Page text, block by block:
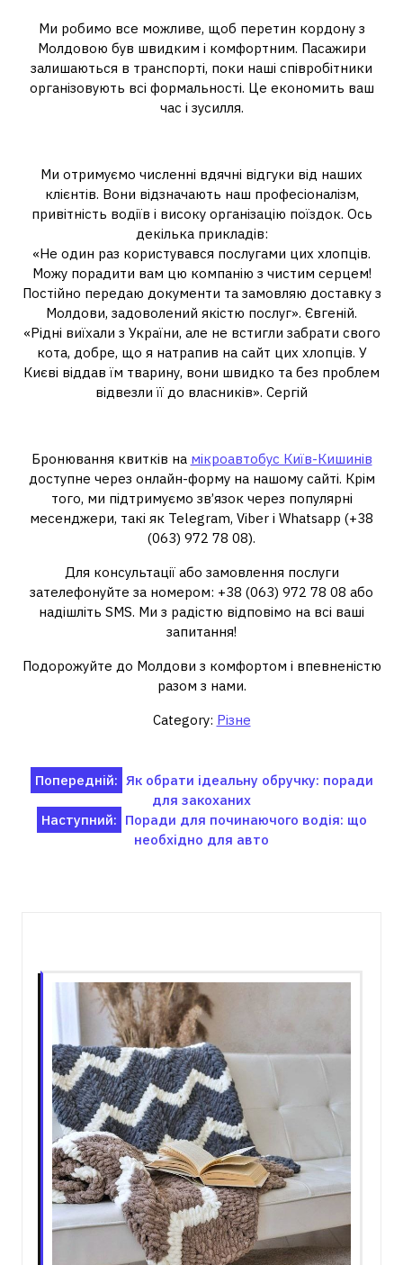
Ми робимо все можливе, щоб перетин кордону з
Молдовою був швидким і комфортним. Пасажири
залишаються в транспорті, поки наші співробітники
організовують всі формальності. Це економить ваш
час і зусилля.
Ми отримуємо численні вдячні відгуки від наших
клієнтів. Вони відзначають наш професіоналізм,
привітність водіїв і високу організацію поїздок. Ось
декілька прикладів:
«Не один раз користувався послугами цих хлопців.
Можу порадити вам цю компанію з чистим серцем!
Постійно передаю документи та замовляю доставку з
Молдови, задоволений якістю послуг». Євгеній.
«Рідні виїхали з України, але не встигли забрати свого
кота, добре, що я натрапив на сайт цих хлопців. У
Києві віддав їм тварину, вони швидко та без проблем
відвезли її до власників». Сергій
Бронювання квитків на мікроавтобус Київ-Кишинів
доступне через онлайн-форму на нашому сайті. Крім
того, ми підтримуємо зв’язок через популярні
месенджери, такі як Telegram, Viber і Whatsapp (+38
(063) 972 78 08).
Для консультації або замовлення послуги
зателефонуйте за номером: +38 (063) 972 78 08 або
надішліть SMS. Ми з радістю відповімо на всі ваші
запитання!
Подорожуйте до Молдови з комфортом і впевненістю
разом з нами.
Category: Різне
Навігація
записів
Попередній: Як обрати ідеальну обручку: поради
для закоханих
Наступний: Поради для починаючого водія: що
необхідно для авто